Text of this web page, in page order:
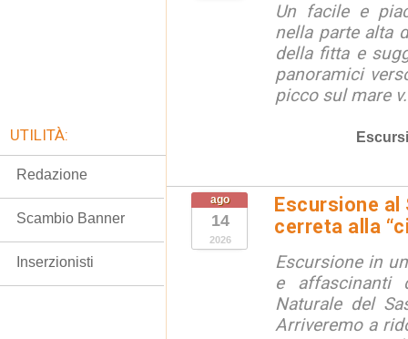
Un facile e
nella parte alta
della fitta e
panoramici
picco sul mare
ago
14
2026
Escursione al
cerreta alla
Escursione in
e affascinanti
Naturale del
Arriveremo a
UTILITÀ:
Redazione
Scambio Banner
Inserzionisti